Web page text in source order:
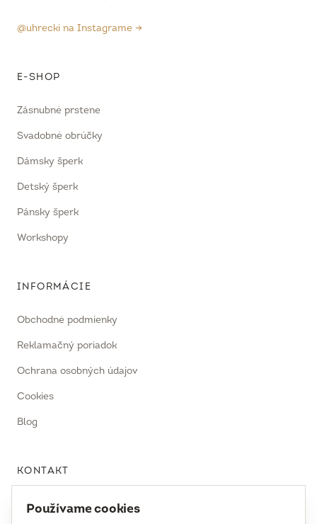
@uhrecki na Instagrame →
E-SHOP
Zásnubné prstene
Svadobné obrúčky
Dámsky šperk
Detský šperk
Pánsky šperk
Workshopy
INFORMÁCIE
Obchodné podmienky
Reklamačný poriadok
Ochrana osobných údajov
Cookies
Blog
KONTAKT
Používame cookies